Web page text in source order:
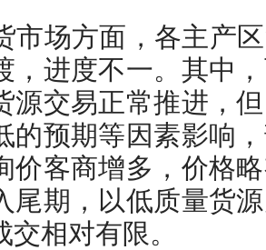
市场方面，各主产
，进度不一。其中
源交易正常推进，
的预期等因素影响
价客商增多，价格
尾期，以低质量货
相对有限。